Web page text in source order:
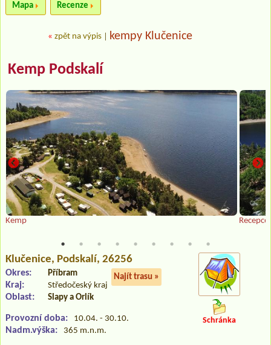
Mapa Recenze
« zpět na výpis kempy Klučenice
Kemp Podskalí
Kemp
Klučenice, Podskalí, 26256
Najít trasu »
Okres: Příbram
Kraj: Středočeský kraj
Oblast: Slapy a Orlík
Provozní doba: 10.04. - 30.10.
Nadm.výška: 365 m.n.m.
Schránka